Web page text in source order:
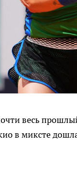
весь
в миксте